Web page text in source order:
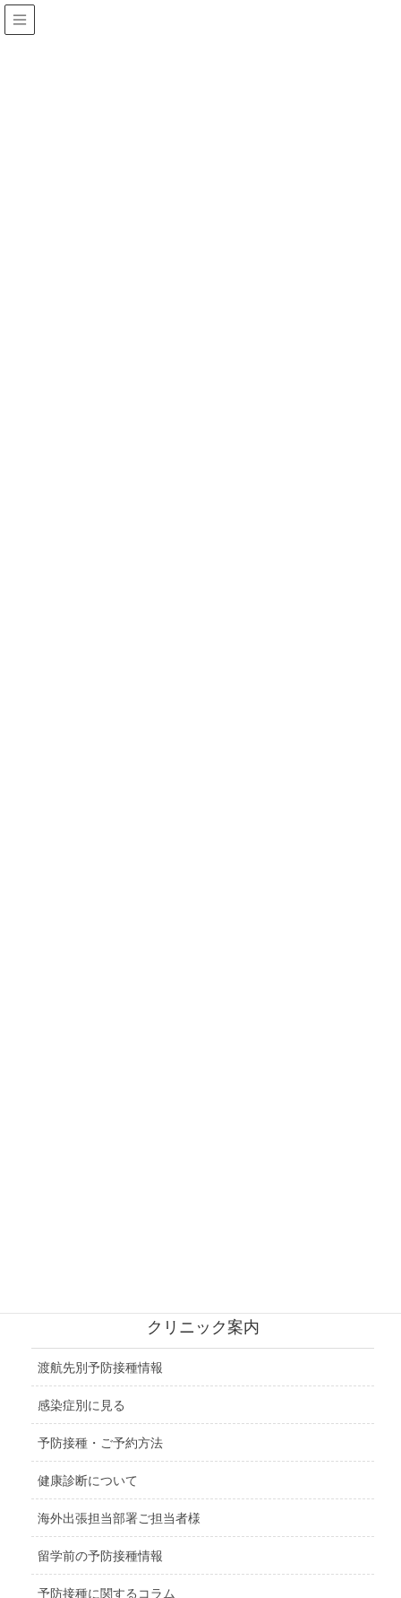
クリニック案内
渡航先別予防接種情報
感染症別に見る
予防接種・ご予約方法
健康診断について
海外出張担当部署ご担当者様
留学前の予防接種情報
予防接種に関するコラム